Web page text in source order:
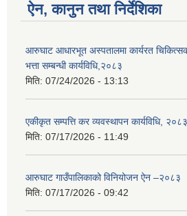
ऐन, कानुन तथा निर्देशिका
आरुघाट आधारभूत अस्पतालमा कार्यरत चिकित्सक
भत्ता सम्बन्धी कार्यविधि,२०८३
मिति: 07/24/2026 - 13:13
एकीकृत सम्पत्ति कर व्यवस्थापन कार्यविधि, २०८३
मिति: 07/17/2026 - 11:49
आरुघाट गाउँपालिकाको विनियोजन ऐन –२०८३
मिति: 07/17/2026 - 09:42